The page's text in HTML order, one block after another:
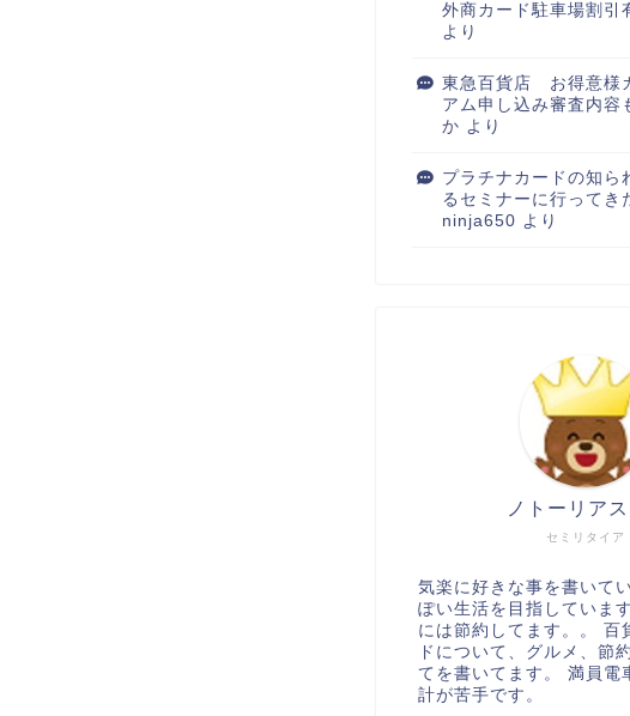
外商カード駐車場割引
より
東急百貨店 お得意様
アム申し込み審査内容
か より
プラチナカードの知ら
るセミナーに行って
ninja650 より
セミリタイア
ノトーリア
気楽に好きな事を書いて
ぽい生活を目指していま
には節約してます。。 百
ドについて、グルメ、節
てを書いてます。 満員電
計が苦手です。